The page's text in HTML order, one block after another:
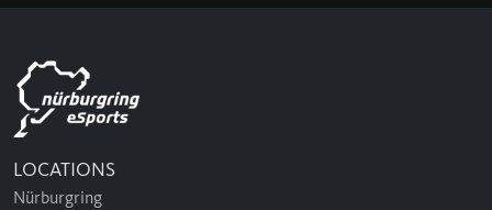
LOCATIONS
Nürburgring